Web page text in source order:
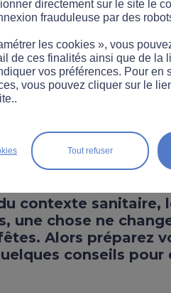
contexte sanitaire,
une chose ne
Alors préparez
conseils
directement sur le site le
frauduleuse par des
les cookies », vous
de ces finalités ainsi que de la
vos préférences. Pour en
vous pouvez cliquer sur le
Tout refuser